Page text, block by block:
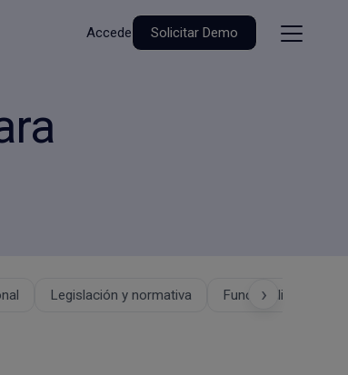
Accede Solicitar Demo
Legislación y normativa Funcionalidades
›